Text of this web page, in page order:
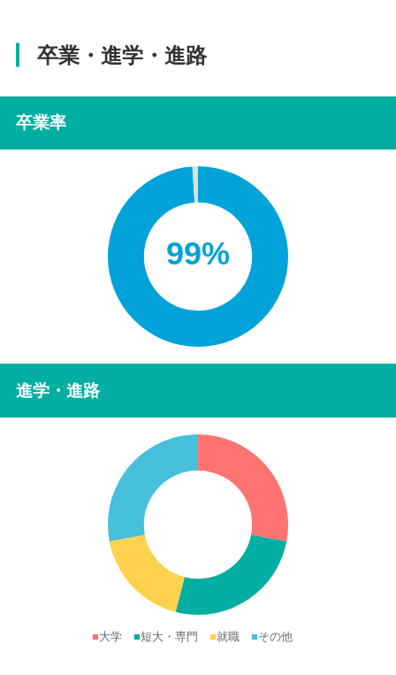
卒業・進学・進路
卒業率
99%
進学・進路
■大学 ■短大・専門 ■就職 ■その他